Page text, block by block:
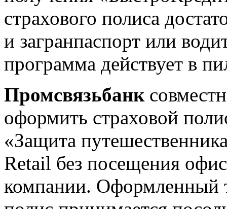
страхового полиса
и загранпаспорт или
программа действует в
Промсвязьбанк
оформить страховой
«Защита
Retail без посещения
компании. Оформленный